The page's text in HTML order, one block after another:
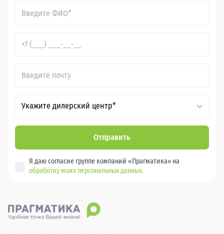
Укажите дилерский центр*
Отправить
Я даю согласие группе компаний «Прагматика» на
обработку моих персональных данных.